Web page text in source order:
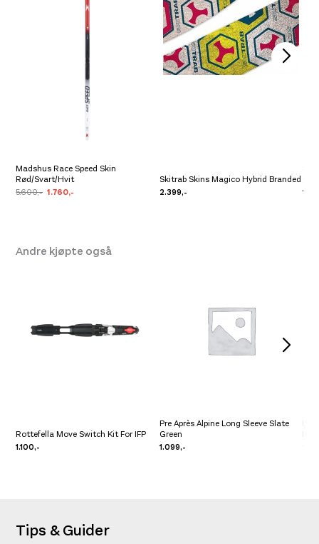
Madshus Race Speed Skin
Rød/Svart/Hvit
5.600,- 1.760,-
Skitrab Skins Magico Hybrid Branded
2.399,-
Andre kjøpte også
Rottefella Move Switch Kit For IFP
1.100,-
Pre Après Alpine Long Sleeve Slate
Green
1.099,-
Tips & Guider